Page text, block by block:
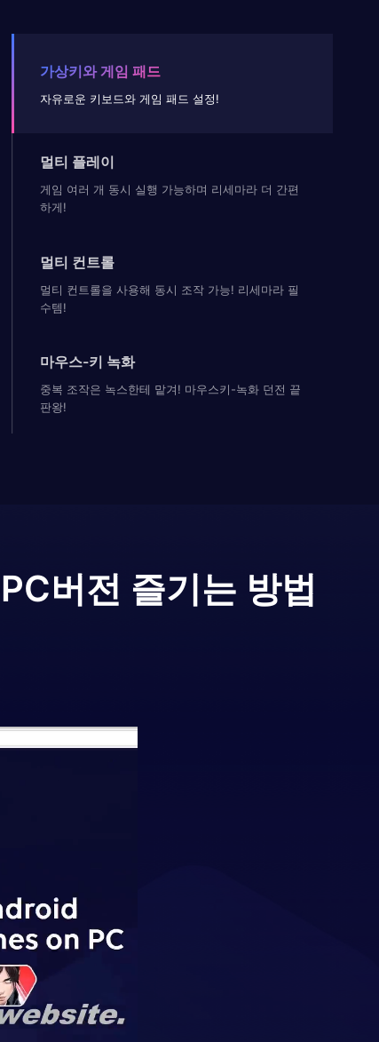
가상키와 게임 패드
자유로운 키보드와 게임 패드 설정!
멀티 플레이
게임 여러 개 동시 실행 가능하며 리세마라 더 간편
하게!
멀티 컨트롤
멀티 컨트롤을 사용해 동시 조작 가능! 리세마라 필
수템!
마우스-키 녹화
중복 조작은 녹스한테 맡겨! 마우스키-녹화 던전 끝
판왕!
PC버전 즐기는 방법